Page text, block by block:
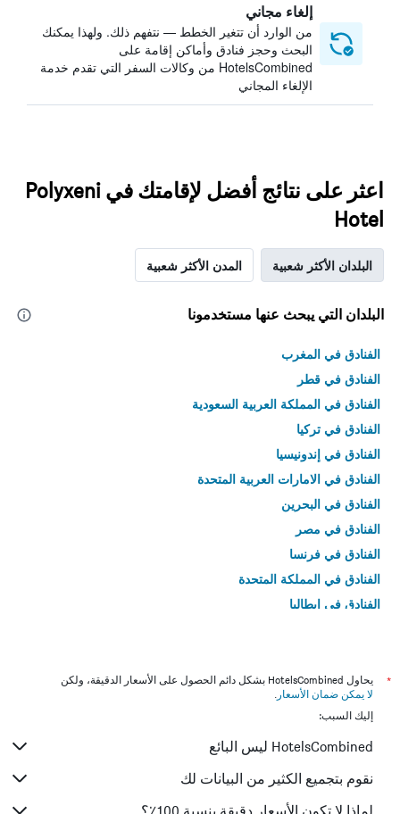
إلغاء مجاني
من الوارد أن تتغير الخطط — نتفهم ذلك. ولهذا يمكنك
البحث وحجز فنادق وأماكن إقامة على
HotelsCombined من وكالات السفر التي تقدم خدمة
الإلغاء المجاني
اعثر على نتائج أفضل لإقامتك في Polyxeni
Hotel
البلدان الأكثر شعبية المدن الأكثر شعبية
البلدان التي يبحث عنها مستخدمونا
الفنادق في المغرب
الفنادق في قطر
الفنادق في المملكة العربية السعودية
الفنادق في تركيا
الفنادق في إندونيسيا
الفنادق في الامارات العربية المتحدة
الفنادق في البحرين
الفنادق في مصر
الفنادق في فرنسا
الفنادق في المملكة المتحدة
الفنادق في إيطاليا
*
يحاول HotelsCombined بشكل دائم الحصول على الأسعار الدقيقة، ولكن
لا يمكن ضمان الأسعار .
إليك السبب:
HotelsCombined ليس البائع
نقوم بتجميع الكثير من البيانات لك
لماذا لا تكون الأسعار دقيقة بنسبة 100٪؟